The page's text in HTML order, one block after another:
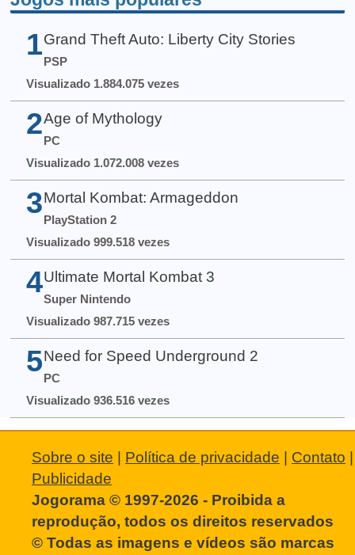
1 Grand Theft Auto: Liberty City Stories
PSP
Visualizado 1.884.075 vezes
2 Age of Mythology
PC
Visualizado 1.072.008 vezes
3 Mortal Kombat: Armageddon
PlayStation 2
Visualizado 999.518 vezes
4 Ultimate Mortal Kombat 3
Super Nintendo
Visualizado 987.715 vezes
5 Need for Speed Underground 2
PC
Visualizado 936.516 vezes
Sobre o site Política de privacidade Contato
Publicidade
Jogorama © 1997-2026 - Proibida a
reprodução, todos os direitos reservados
© Todas as imagens e vídeos são marcas